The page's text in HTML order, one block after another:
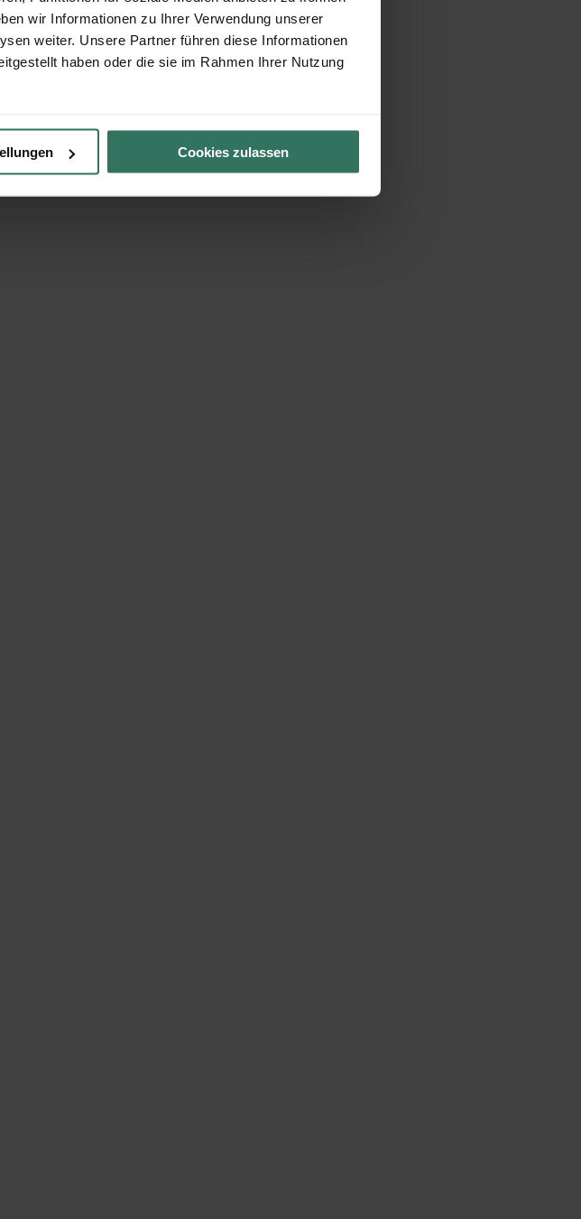
wir Informationen zu Ihrer Verwendung unserer
weiter. Unsere Partner führen diese Informationen
haben oder die sie im Rahmen Ihrer Nutzung
Cookies zulassen